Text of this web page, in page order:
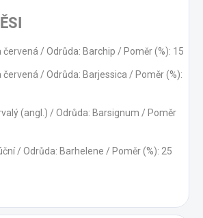
červená / Odrůda: Barchip / Poměr (%): 15
červená / Odrůda: Barjessica / Poměr (%):
(angl.) / Odrůda: ​Barsignum / Poměr
/ Odrůda: Barhelene / Poměr (%): 25